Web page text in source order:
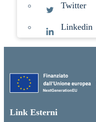
Twitter
Linkedin
Link Esterni